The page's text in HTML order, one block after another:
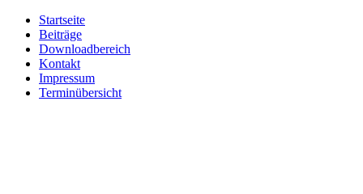
Startseite
Beiträge
Downloadbereich
Kontakt
Impressum
Terminübersicht